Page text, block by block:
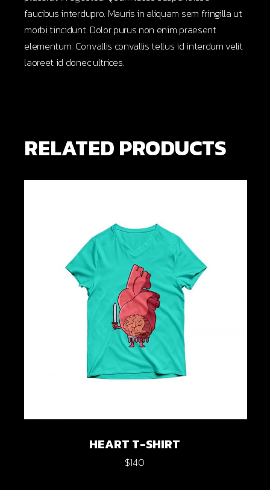
faucibus interdupro. Mauris in aliquam sem fringilla ut
morbi tincidunt. Dolor purus non enim praesent
elementum. Convallis convallis tellus id interdum velit
laoreet id donec ultrices.
RELATED PRODUCTS
HEART T-SHIRT
$140